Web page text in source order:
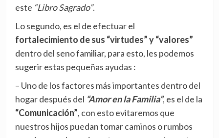
este “Libro Sagrado”.
Lo segundo, es el de efectuar el
fortalecimiento de sus “virtudes” y “valores”
dentro del seno familiar, para esto, les podemos
sugerir estas pequeñas ayudas :
– Uno de los factores más importantes dentro del
hogar después del “Amor en la Familia”, es el de la
“Comunicación”, con esto evitaremos que
nuestros hijos puedan tomar caminos o rumbos